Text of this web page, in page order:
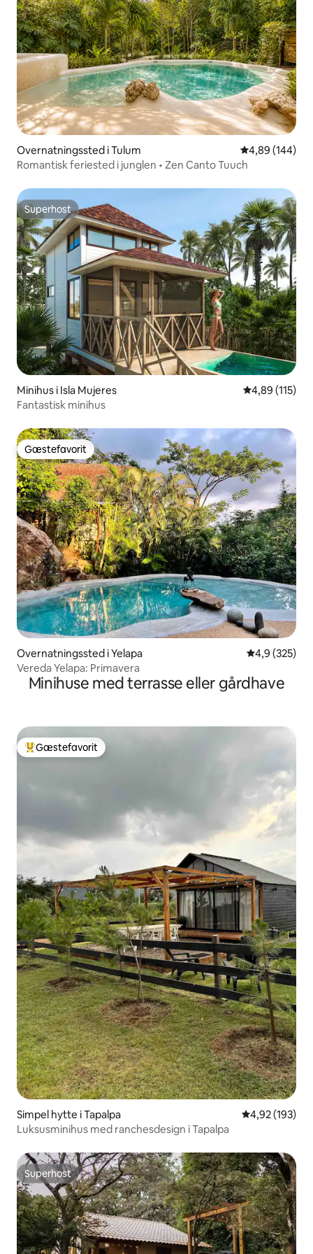
Overnatningssted i Tulum 4,89 ud af 5 i
4,89 (144)
Romantisk feriested i junglen • Zen Canto Tuuch
Superhost
Superhost
Minihus i Isla Mujeres 4,89 ud af 5 i
4,89 (115)
Fantastisk minihus
Gæstefavorit
Gæstefavorit
Overnatningssted i Yelapa 4,9 ud af 5 i
4,9 (325)
Vereda Yelapa: Primavera
Minihuse med terrasse eller gårdhave
Bedste gæstefavorit
Gæstefavorit
Simpel hytte i Tapalpa 4,92 ud af 5 i
4,92 (193)
Luksusminihus med ranchesdesign i Tapalpa
Superhost
Superhost